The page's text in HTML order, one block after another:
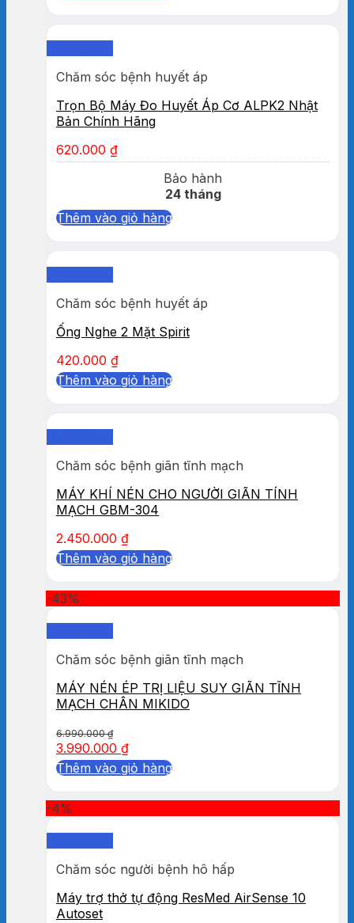
Chăm sóc bệnh huyết áp
Trọn Bộ Máy Đo Huyết Áp Cơ ALPK2 Nhật
Bản Chính Hãng
620.000 ₫
Bảo hành
24 tháng
Thêm vào giỏ hàng
Chăm sóc bệnh huyết áp
Ống Nghe 2 Mặt Spirit
420.000 ₫
Thêm vào giỏ hàng
Chăm sóc bệnh giãn tĩnh mạch
MÁY KHÍ NÉN CHO NGƯỜI GIÃN TÍNH
MẠCH GBM-304
2.450.000 ₫
Thêm vào giỏ hàng
-43%
Chăm sóc bệnh giãn tĩnh mạch
MÁY NÉN ÉP TRỊ LIỆU SUY GIÃN TĨNH
MẠCH CHÂN MIKIDO
6.990.000₫
3.990.000 ₫
Thêm vào giỏ hàng
-4%
Chăm sóc người bệnh hô hấp
Máy trợ thở tự động ResMed AirSense 10
Autoset